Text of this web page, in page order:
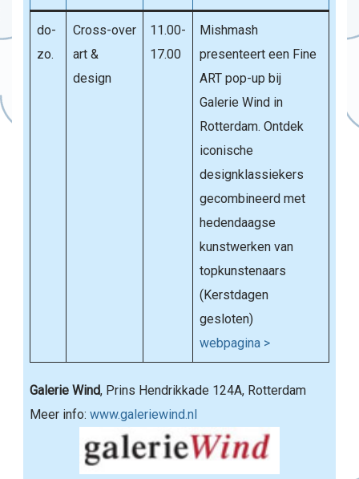
do-
zo.
Cross-over
art &
design
11.00-
17.00
Mishmash
presenteert een Fine
ART pop-up bij
Galerie Wind in
Rotterdam. Ontdek
iconische
designklassiekers
gecombineerd met
hedendaagse
kunstwerken van
topkunstenaars
(Kerstdagen
gesloten)
webpagina >
Galerie Wind, Prins Hendrikkade 124A, Rotterdam
Meer info: www.galeriewind.nl